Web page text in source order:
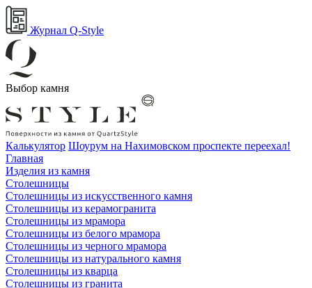
Журнал Q-Style
Выбор камня
Калькулятор Шоурум на Нахимовском проспекте переехал!
Главная
Изделия из камня
Столешницы
Столешницы из искусственного камня
Столешницы из керамогранита
Столешницы из мрамора
Столешницы из белого мрамора
Столешницы из черного мрамора
Столешницы из натурального камня
Столешницы из кварца
Столешницы из гранита